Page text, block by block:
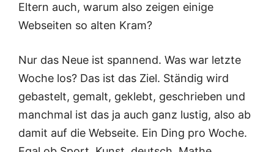
Eltern auch, warum also zeigen einige
Webseiten so alten Kram?
Nur das Neue ist spannend. Was war letzte
Woche los? Das ist das Ziel. Ständig wird
gebastelt, gemalt, geklebt, geschrieben und
manchmal ist das ja auch ganz lustig, also ab
damit auf die Webseite. Ein Ding pro Woche.